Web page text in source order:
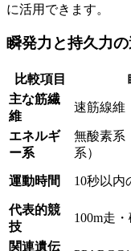
に活用できます。
瞬発力と持久力
比較項目
主な筋繊
維
速筋線維
エネルギ
ー系
無酸素系
系）
運動時間 10秒以内
代表的競
技
100m走
関連遺伝